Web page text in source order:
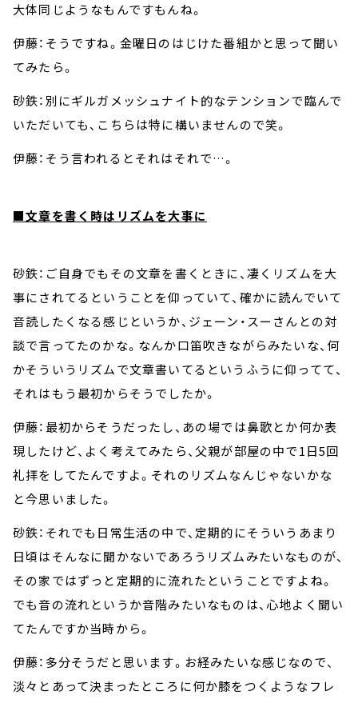
大体同じようなもんですもんね。
伊藤：そうですね。金曜日のはじけた番組かと思って聞い
てみたら。
砂鉄：別にギルガメッシュナイト的なテンションで臨んで
いただいても、こちらは特に構いませんので笑。
伊藤：そう言われるとそれはそれで…。
■文章を書く時はリズムを大事に
砂鉄：ご自身でもその文章を書くときに、凄くリズムを大
事にされてるということを仰っていて、確かに読んでいて
音読したくなる感じというか、ジェーン・スーさんとの対
談で言ってたのかな。なんか口笛吹きながらみたいな、何
かそういうリズムで文章書いてるというふうに仰ってて、
それはもう最初からそうでしたか。
伊藤：最初からそうだったし、あの場では鼻歌とか何か表
現したけど、よく考えてみたら、父親が部屋の中で1日5回
礼拝をしてたんですよ。それのリズムなんじゃないかな
と今思いました。
砂鉄：それでも日常生活の中で、定期的にそういうあまり
日頃はそんなに聞かないであろうリズムみたいなものが、
その家ではずっと定期的に流れたということですよね。
でも音の流れというか音階みたいなものは、心地よく聞い
てたんですか当時から。
伊藤：多分そうだと思います。お経みたいな感じなので、
淡々とあって決まったところに何か膝をつくようなフレ